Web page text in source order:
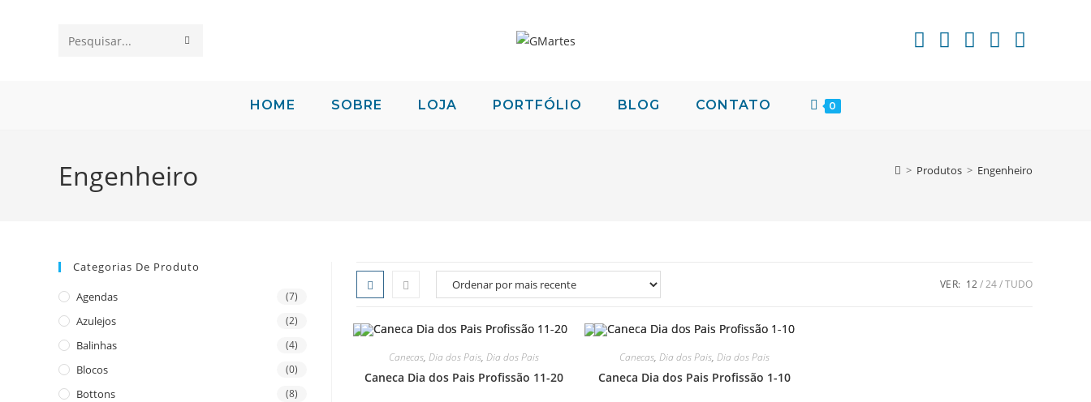
Pesquisar
HOME SOBRE LOJA PORTFÓLIO BLOG CONTATO 0
Engenheiro > Produtos > Engenheiro
VER: 12 24 TUDO
Canecas, Dia dos Pais, Dia dos Pais
Caneca Dia dos Pais Profissão 11-20
Canecas, Dia dos Pais, Dia dos Pais
Caneca Dia dos Pais Profissão 1-10
Categorias De Produto
Agendas (7)
Azulejos (2)
Balinhas (4)
Blocos (0)
Bottons (8)